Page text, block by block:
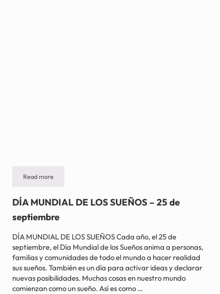
Read moreDÍA NACIONAL DE LA QUESADILLA – 25 de septiembre
DÍA MUNDIAL DE LOS SUEÑOS – 25 de
septiembre
DÍA MUNDIAL DE LOS SUEÑOS Cada año, el 25 de
septiembre, el Día Mundial de los Sueños anima a personas,
familias y comunidades de todo el mundo a hacer realidad
sus sueños. También es un día para activar ideas y declarar
nuevas posibilidades. Muchas cosas en nuestro mundo
comienzan como un sueño. Así es como …